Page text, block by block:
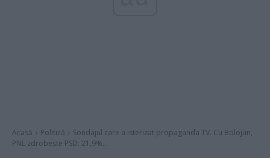
Acasă Politică
Sondajul care a isterizat propaganda TV. Cu Bolojan,
PNL zdrobește PSD: 21,9%...